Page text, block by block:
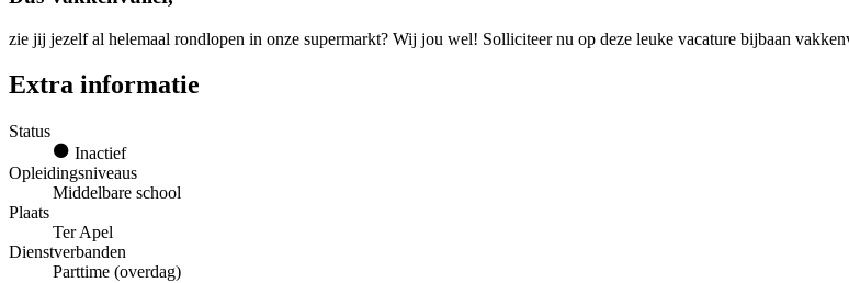
zie jij jezelf al helemaal rondlopen in onze supermarkt? Wij jou wel! Solliciteer nu op deze leuke vacature bijbaan
Extra informatie
Status
Inactief
Opleidingsniveaus
Middelbare school
Plaats
Ter Apel
Dienstverbanden
Parttime (overdag)